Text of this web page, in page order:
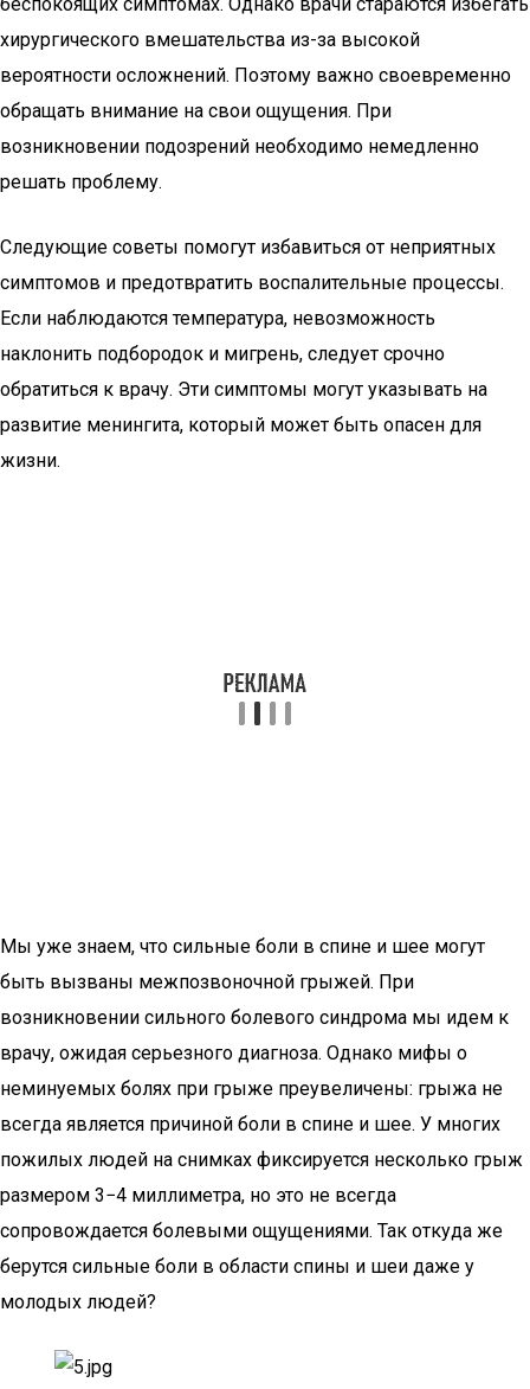
хирургического вмешательства из-за высокой
вероятности осложнений. Поэтому важно своевременно
обращать внимание на свои ощущения. При
возникновении подозрений необходимо немедленно
решать проблему.
Следующие советы помогут избавиться от неприятных
симптомов и предотвратить воспалительные процессы.
Если наблюдаются температура, невозможность
наклонить подбородок и мигрень, следует срочно
обратиться к врачу. Эти симптомы могут указывать на
развитие менингита, который может быть опасен для
жизни.
Мы уже знаем, что сильные боли в спине и шее могут
быть вызваны межпозвоночной грыжей. При
возникновении сильного болевого синдрома мы идем к
врачу, ожидая серьезного диагноза. Однако мифы о
неминуемых болях при грыже преувеличены: грыжа не
всегда является причиной боли в спине и шее. У многих
пожилых людей на снимках фиксируется несколько грыж
размером 3−4 миллиметра, но это не всегда
сопровождается болевыми ощущениями. Так откуда же
берутся сильные боли в области спины и шеи даже у
молодых людей?